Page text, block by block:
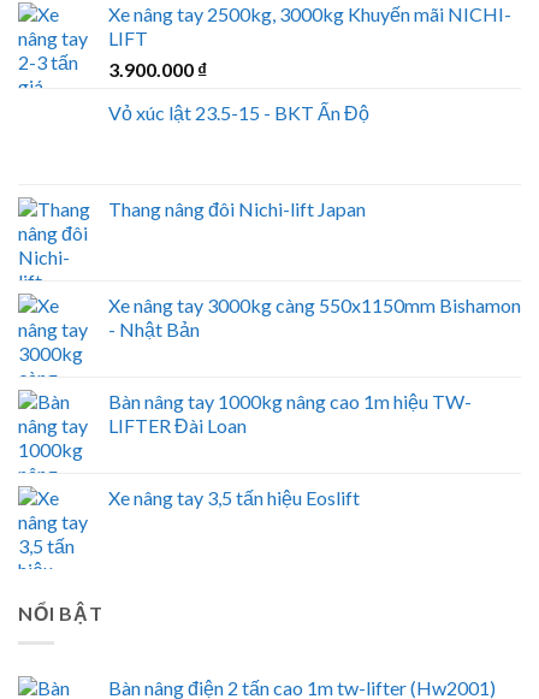
Xe nâng tay 2500kg, 3000kg Khuyến mãi NICHI-
LIFT
3.900.000 ₫
Vỏ xúc lật 23.5-15 - BKT Ấn Độ
Thang nâng đôi Nichi-lift Japan
Xe nâng tay 3000kg càng 550x1150mm Bishamon
- Nhật Bản
Bàn nâng tay 1000kg nâng cao 1m hiệu TW-
LIFTER Đài Loan
Xe nâng tay 3,5 tấn hiệu Eoslift
NỔI BẬT
Bàn nâng điện 2 tấn cao 1m tw-lifter (Hw2001)